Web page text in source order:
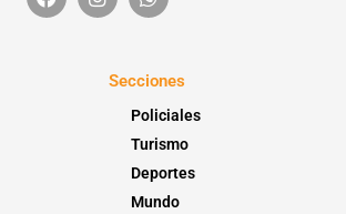
Secciones
Policiales
Turismo
Deportes
Mundo